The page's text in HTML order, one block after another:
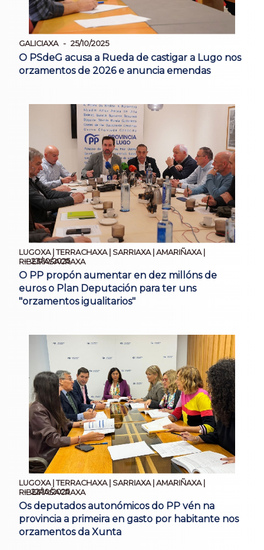
GALICIAXA 25/10/2025
O PSdeG acusa a Rueda de castigar a Lugo nos
orzamentos de 2026 e anuncia emendas
LUGOXA | TERRACHAXA | SARRIAXA | AMARIÑAXA |
RIBEIRASACRAXA
23/10/2025
O PP propón aumentar en dez millóns de
euros o Plan Deputación para ter uns
"orzamentos igualitarios"
LUGOXA | TERRACHAXA | SARRIAXA | AMARIÑAXA |
RIBEIRASACRAXA
22/10/2025
Os deputados autonómicos do PP vén na
provincia a primeira en gasto por habitante nos
orzamentos da Xunta